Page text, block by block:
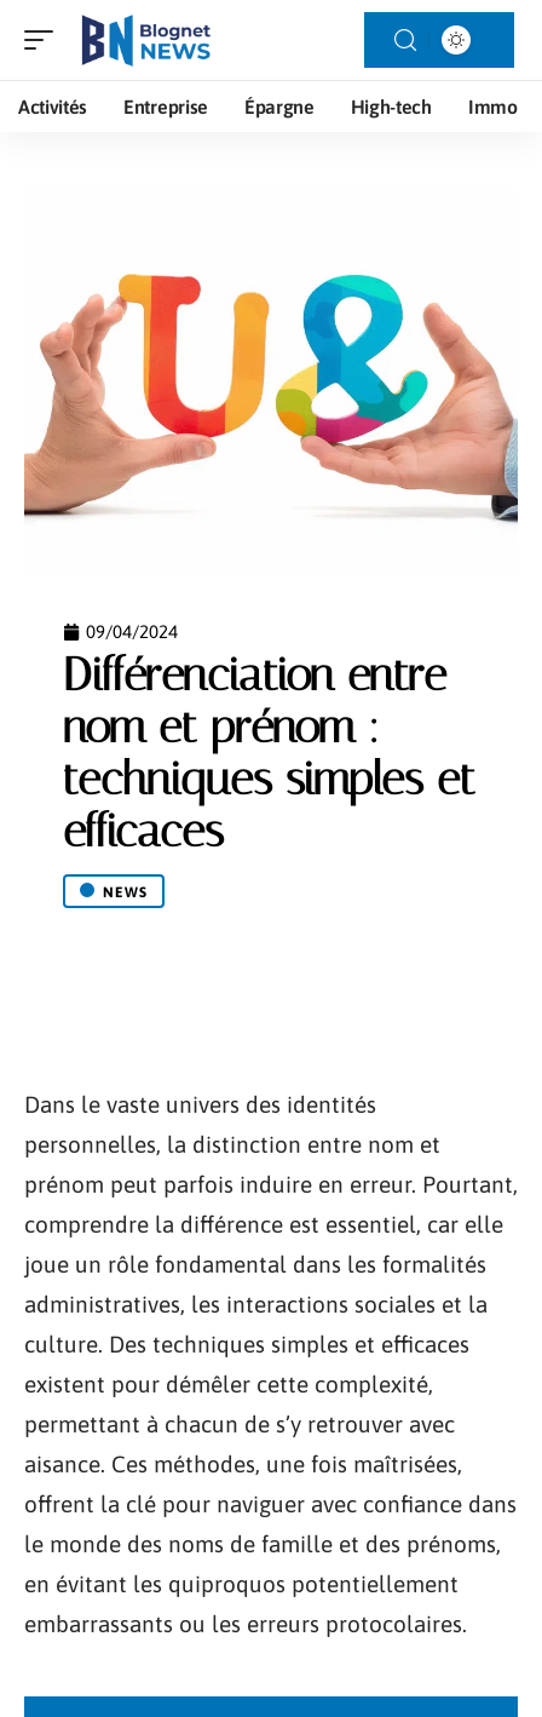
Activités Entreprise Épargne High-tech Immo
09/04/2024
Différenciation entre
nom et prénom :
techniques simples et
efficaces
NEWS
Dans le vaste univers des identités
personnelles, la distinction entre nom et
prénom peut parfois induire en erreur. Pourtant,
comprendre la différence est essentiel, car elle
joue un rôle fondamental dans les formalités
administratives, les interactions sociales et la
culture. Des techniques simples et efficaces
existent pour démêler cette complexité,
permettant à chacun de s’y retrouver avec
aisance. Ces méthodes, une fois maîtrisées,
offrent la clé pour naviguer avec confiance dans
le monde des noms de famille et des prénoms,
en évitant les quiproquos potentiellement
embarrassants ou les erreurs protocolaires.